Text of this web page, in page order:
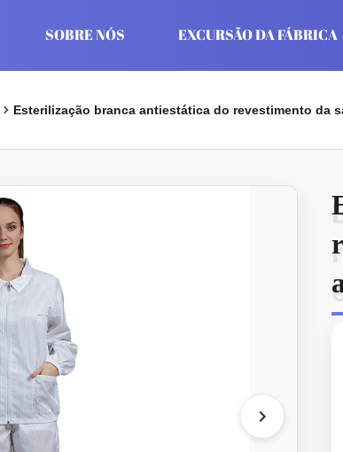
SOBRE NÓS EXCURSÃO DA FÁBRICA
Esterilização branca antiestática do revestimento da